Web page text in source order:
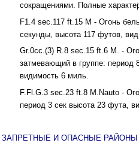
сокращениями. Полные
F1.4 sec.117 ft.15 М - Огонь
секунды, высота 117 футов,
Gr.0cc.(3) R.8 sec.15 ft.6 М. -
затмевающий в группе: период
видимость 6 миль.
F.Fl.G.3 sec.23 ft.8 M.Nauto -
период 3 сек высота 23 фута,
ЗАПРЕТНЫЕ И ОПАСНЫЕ РАЙОНЫ